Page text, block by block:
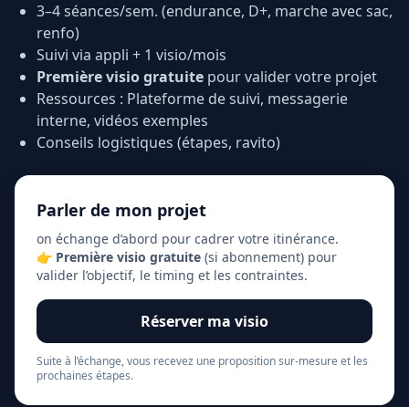
3–4 séances/sem. (endurance, D+, marche avec sac,
renfo)
Suivi via appli + 1 visio/mois
Première visio gratuite pour valider votre projet
Ressources : Plateforme de suivi, messagerie
interne, vidéos exemples
Conseils logistiques (étapes, ravito)
Parler de mon projet
on échange d’abord pour cadrer votre itinérance.
👉 Première visio gratuite (si abonnement) pour
valider l’objectif, le timing et les contraintes.
Réserver ma visio
Suite à l’échange, vous recevez une proposition sur‑mesure et les
prochaines étapes.